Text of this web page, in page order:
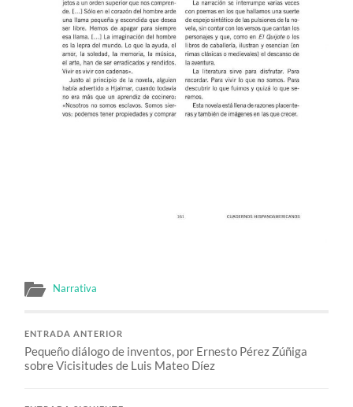
Narrativa
ENTRADA ANTERIOR
Pequeño diálogo de inventos, por Ernesto Pérez Zúñiga
sobre Vicisitudes de Luis Mateo Díez